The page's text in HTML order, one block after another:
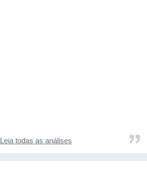
Leia todas as análises